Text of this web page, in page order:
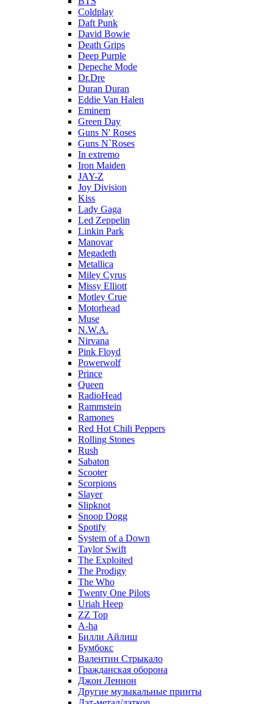
Coldplay
Daft Punk
David Bowie
Death Grips
Deep Purple
Depeche Mode
Dr.Dre
Duran Duran
Eddie Van Halen
Eminem
Green Day
Guns N' Roses
Guns N`Roses
In extremo
Iron Maiden
JAY-Z
Joy Division
Kiss
Lady Gaga
Led Zeppelin
Linkin Park
Manovar
Megadeth
Metallica
Miley Cyrus
Missy Elliott
Motley Crue
Motorhead
Muse
N.W.A.
Nirvana
Pink Floyd
Powerwolf
Prince
Queen
RadioHead
Rammstein
Ramones
Red Hot Chili Peppers
Rolling Stones
Rush
Sabaton
Scooter
Scorpions
Slayer
Slipknot
Snoop Dogg
Spotify
System of a Down
Taylor Swift
The Exploited
The Prodigy
The Who
Twenty One Pilots
Uriah Heep
ZZ Top
А-ha
Билли Айлиш
Бумбокс
Валентин Стрыкало
Гражданская оборона
Джон Леннон
Другие музыкальные принты